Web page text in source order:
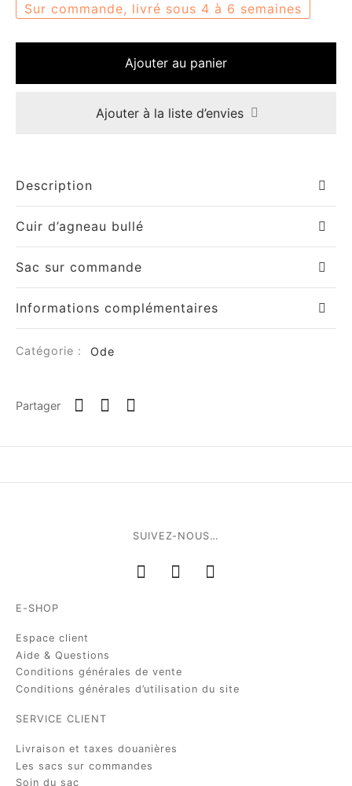
Sur commande, livré sous 4 à 6 semaines
Ajouter au panier
Ajouter à la liste d’envies
Description
Cuir d’agneau bullé
Sac sur commande
Informations complémentaires
Catégorie : Ode
Partager
SUIVEZ-NOUS…
E-SHOP
Espace client
Aide & Questions
Conditions générales de vente
Conditions générales d’utilisation du site
SERVICE CLIENT
Livraison et taxes douanières
Les sacs sur commandes
Soin du sac